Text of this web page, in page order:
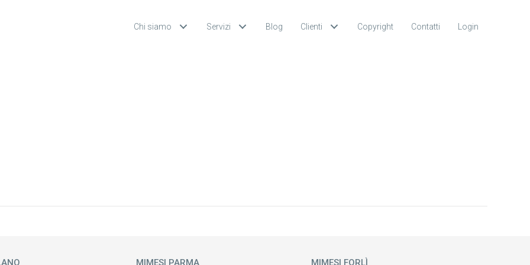
Chi siamo Servizi Blog Clienti Copyright Contatti Login
MIMESI PARMA MIMESI FORLÌ